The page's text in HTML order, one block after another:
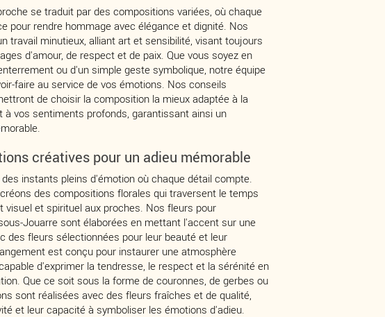
se traduit par des compositions variées, où chaque
pour rendre hommage avec élégance et dignité. Nos
travail minutieux, alliant art et sensibilité, visant toujours
d'amour, de respect et de paix. Que vous soyez en
ou d'un simple geste symbolique, notre équipe
faire au service de vos émotions. Nos conseils
de choisir la composition la mieux adaptée à la
à vos sentiments profonds, garantissant ainsi un
créatives pour un adieu mémorable
instants pleins d'émotion où chaque détail compte.
des compositions florales qui traversent le temps
visuel et spirituel aux proches. Nos fleurs pour
Jouarre sont élaborées en mettant l'accent sur une
des fleurs sélectionnées pour leur beauté et leur
est conçu pour instaurer une atmosphère
d'exprimer la tendresse, le respect et la sérénité en
Que ce soit sous la forme de couronnes, de gerbes ou
sont réalisées avec des fleurs fraîches et de qualité,
et leur capacité à symboliser les émotions d'adieu.